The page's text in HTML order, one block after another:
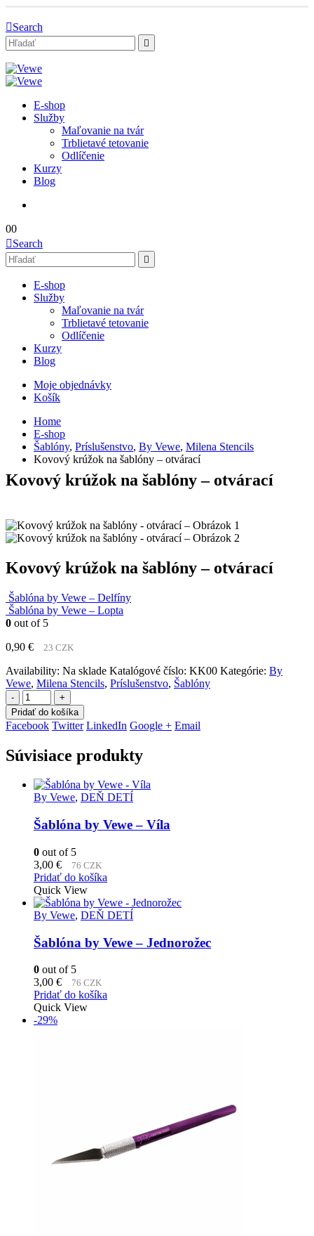
Search
E-shop
Služby
Maľovanie na tvár
Trblietavé tetovanie
Odlíčenie
Kurzy
Blog
00
Search
E-shop
Služby
Maľovanie na tvár
Trblietavé tetovanie
Odlíčenie
Kurzy
Blog
Moje objednávky
Košík
Home
E-shop
Šablóny, Príslušenstvo, By Vewe, Milena Stencils
Kovový krúžok na šablóny – otvárací
Kovový krúžok na šablóny – otvárací
Kovový krúžok na šablóny – otvárací
Šablóna by Vewe – Delfíny
Šablóna by Vewe – Lopta
0 out of 5
0,90 € 23 CZK
Availability: Na sklade Katalógové číslo: KK00 Kategórie: By
Vewe, Milena Stencils, Príslušenstvo, Šablóny
-
+
Pridať do košíka
Facebook Twitter LinkedIn Google + Email
Súvisiace produkty
By Vewe, DEŇ DETÍ
Šablóna by Vewe – Víla
0 out of 5
3,00 € 76 CZK
Pridať do košíka
Quick View
By Vewe, DEŇ DETÍ
Šablóna by Vewe – Jednorožec
0 out of 5
3,00 € 76 CZK
Pridať do košíka
Quick View
-29%